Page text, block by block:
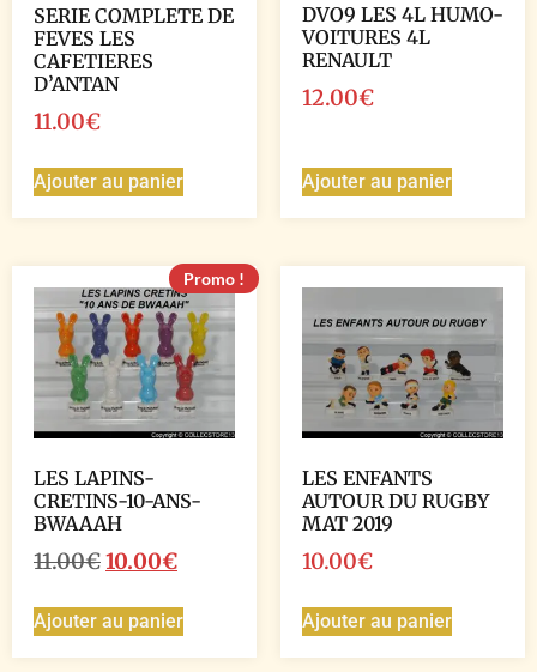
SERIE COMPLETE DE
FEVES LES
CAFETIERES
D’ANTAN
11.00€
Ajouter au panier
DVO9 LES 4L HUMO-
VOITURES 4L
RENAULT
12.00€
Ajouter au panier
Promo !
LES LAPINS-
CRETINS-10-ANS-
BWAAAH
11.00€10.00€
Ajouter au panier
LES ENFANTS
AUTOUR DU RUGBY
MAT 2019
10.00€
Ajouter au panier